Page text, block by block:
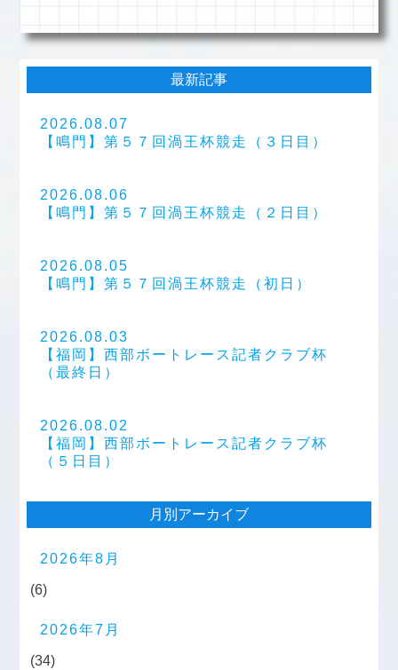
最新記事
2026.08.07
【鳴門】第５７回渦王杯競走（３日目）
2026.08.06
【鳴門】第５７回渦王杯競走（２日目）
2026.08.05
【鳴門】第５７回渦王杯競走（初日）
2026.08.03
【福岡】西部ボートレース記者クラブ杯
（最終日）
2026.08.02
【福岡】西部ボートレース記者クラブ杯
（５日目）
月別アーカイブ
2026年8月
(6)
2026年7月
(34)